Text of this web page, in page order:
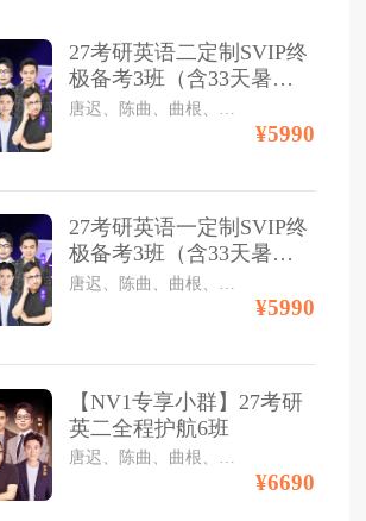
27考研英语二定制SVIP终
极备考3班（含33天暑期
集训）
¥5990
27考研英语一定制SVIP终
极备考3班（含33天暑期
集训）
¥5990
【NV1专享小群】27考研
英二全程护航6班
唐迟、陈曲、曲根、孙祥喆
¥6690